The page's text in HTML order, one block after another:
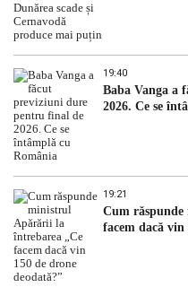
19:40
Baba Vanga a
2026. Ce se
19:21
Cum
facem dacă vin